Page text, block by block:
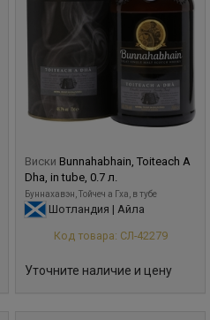
Виски Bunnahabhain, Toiteach A
Dha, in tube, 0.7 л.
Буннахавэн, Тойчеч а Гха, в тубе
Шотландия | Айла
Код товара: СЛ-42279
Уточните наличие и цену